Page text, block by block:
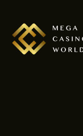
content